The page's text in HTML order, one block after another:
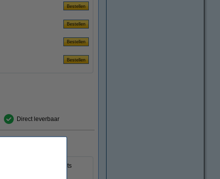
Direct leverbaar
alle kanten op. 3D-prints
makkelijk te